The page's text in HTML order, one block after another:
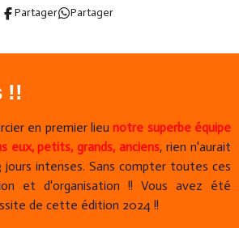
Partager Partager
!!
en premier lieunotre superbe équipe
eux, petits, grands, anciens, rien n'aurait
jours intenses. Sans compter toutes ces
et d'organisation !! Vous avez été
de cette édition 2024 !!